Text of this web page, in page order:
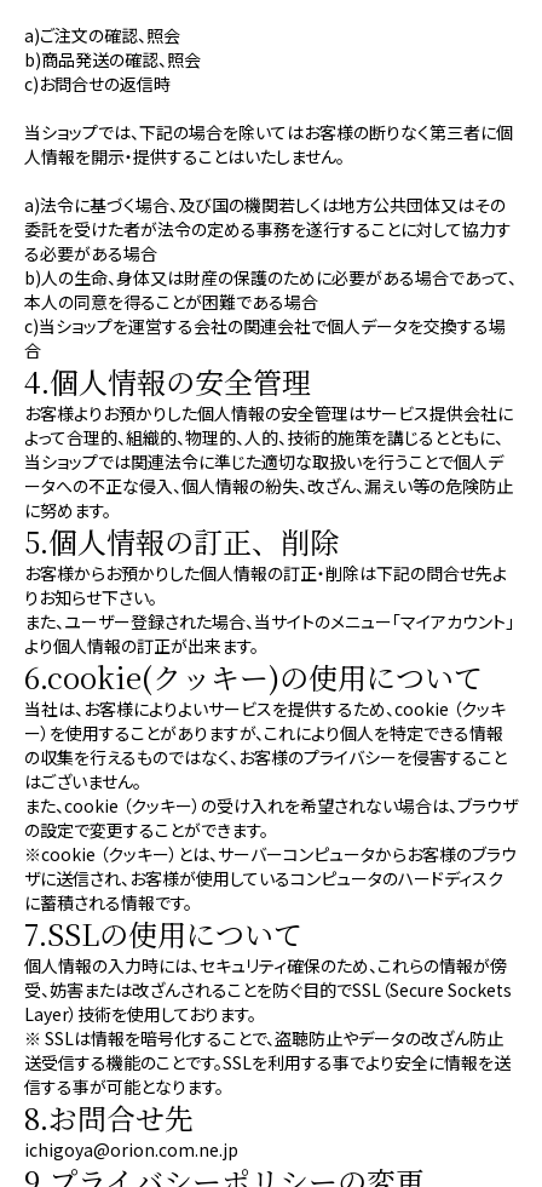
a)ご注文の確認、照会
b)商品発送の確認、照会
c)お問合せの返信時
当ショップでは、下記の場合を除いてはお客様の断りなく第三者に個
人情報を開示・提供することはいたしません。
a)法令に基づく場合、及び国の機関若しくは地方公共団体又はその
委託を受けた者が法令の定める事務を遂行することに対して協力す
る必要がある場合
b)人の生命、身体又は財産の保護のために必要がある場合であって、
本人の同意を得ることが困難である場合
c)当ショップを運営する会社の関連会社で個人データを交換する場
合
4.個人情報の安全管理
お客様よりお預かりした個人情報の安全管理はサービス提供会社に
よって合理的、組織的、物理的、人的、技術的施策を講じるとともに、
当ショップでは関連法令に準じた適切な取扱いを行うことで個人デ
ータへの不正な侵入、個人情報の紛失、改ざん、漏えい等の危険防止
に努めます。
5.個人情報の訂正、削除
お客様からお預かりした個人情報の訂正・削除は下記の問合せ先よ
りお知らせ下さい。
また、ユーザー登録された場合、当サイトのメニュー「マイアカウント」
より個人情報の訂正が出来ます。
6.cookie(クッキー)の使用について
当社は、お客様によりよいサービスを提供するため、cookie （クッキ
ー）を使用することがありますが、これにより個人を特定できる情報
の収集を行えるものではなく、お客様のプライバシーを侵害すること
はございません。
また、cookie （クッキー）の受け入れを希望されない場合は、ブラウザ
の設定で変更することができます。
※cookie （クッキー）とは、サーバーコンピュータからお客様のブラウ
ザに送信され、お客様が使用しているコンピュータのハードディスク
に蓄積される情報です。
7.SSLの使用について
個人情報の入力時には、セキュリティ確保のため、これらの情報が傍
受、妨害または改ざんされることを防ぐ目的でSSL（Secure Sockets
Layer）技術を使用しております。
※ SSLは情報を暗号化することで、盗聴防止やデータの改ざん防止
送受信する機能のことです。SSLを利用する事でより安全に情報を送
信する事が可能となります。
8.お問合せ先
ichigoya@orion.com.ne.jp